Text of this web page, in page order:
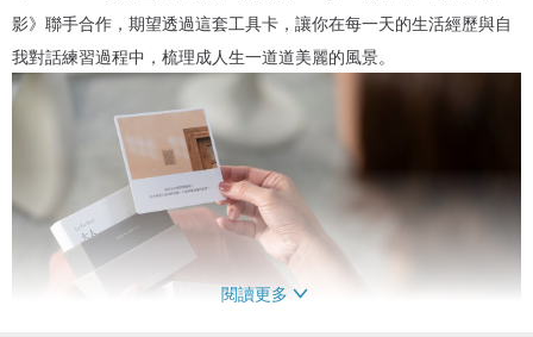
影》聯手合作，期望透過這套工具卡，讓你在每一天的生活經歷與自
我對話練習過程中，梳理成人生一道道美麗的風景。
閱讀更多